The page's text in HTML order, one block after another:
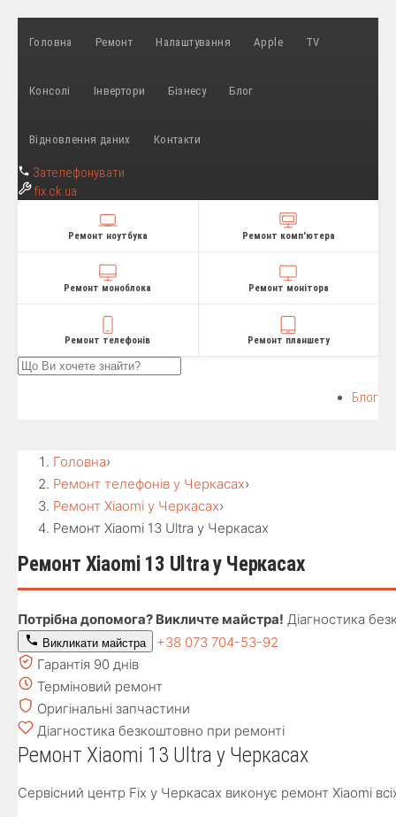
Головна Ремонт Налаштування Apple TV
Консолі Інвертори Бізнесу Блог
Відновлення даних Контакти
Зателефонувати
fix.ck.ua
Ремонт ноутбука Ремонт комп'ютера
Ремонт моноблока Ремонт монітора
Ремонт телефонів Ремонт планшету
Блог
Головна›
Ремонт телефонів у Черкасах›
Ремонт Xiaomi у Черкасах›
Ремонт Xiaomi 13 Ultra у Черкасах
Ремонт Xiaomi 13 Ultra у Черкасах
Потрібна допомога? Викличте майстра! Діагностика
Викликати майстра
+38 073 704-53-92
Гарантія 90 днів
Терміновий ремонт
Оригінальні запчастини
Діагностика безкоштовно при ремонті
Ремонт Xiaomi 13 Ultra у Черкасах
Сервісний центр Fix у Черкасах виконує ремонт Xiaomi